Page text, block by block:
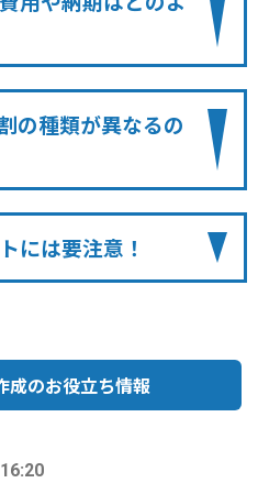
の種類が異なるの
には要注意！
成のお役立ち情報